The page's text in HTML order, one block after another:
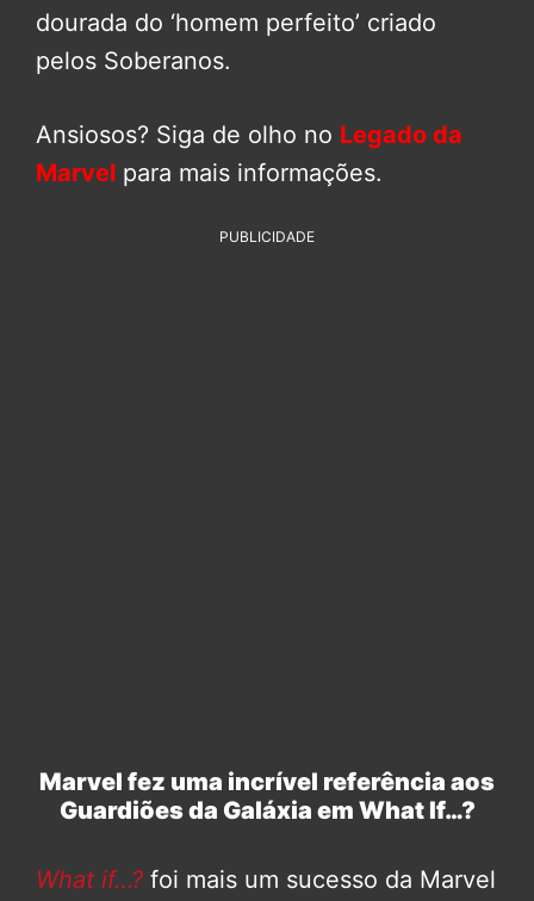
dourada do ‘homem perfeito’ criado
pelos Soberanos.
Ansiosos? Siga de olho no Legado da
Marvel para mais informações.
PUBLICIDADE
Marvel fez uma incrível referência aos
Guardiões da Galáxia em What If…?
What if…? foi mais um sucesso da Marvel